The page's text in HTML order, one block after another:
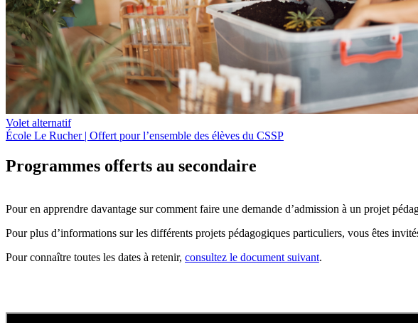
Volet alternatif
École Le Rucher | Offert pour l’ensemble des élèves du CSSP
Programmes offerts au secondaire
Pour en apprendre davantage sur comment faire une demande d’admission à un projet
Pour plus d’informations sur les différents projets pédagogiques particuliers, vous êtes
Pour connaître toutes les dates à retenir, consultez le document suivant.